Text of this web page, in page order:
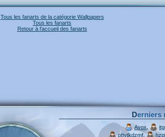
Tous les fanarts de la catégorie Wallpapers
Tous les fanarts
Retour à l'accueil des fanarts
Avox
pttytkdzmf,